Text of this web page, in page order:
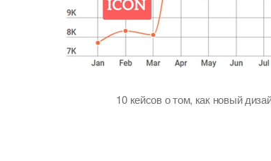
10 кейсов о том, как новый